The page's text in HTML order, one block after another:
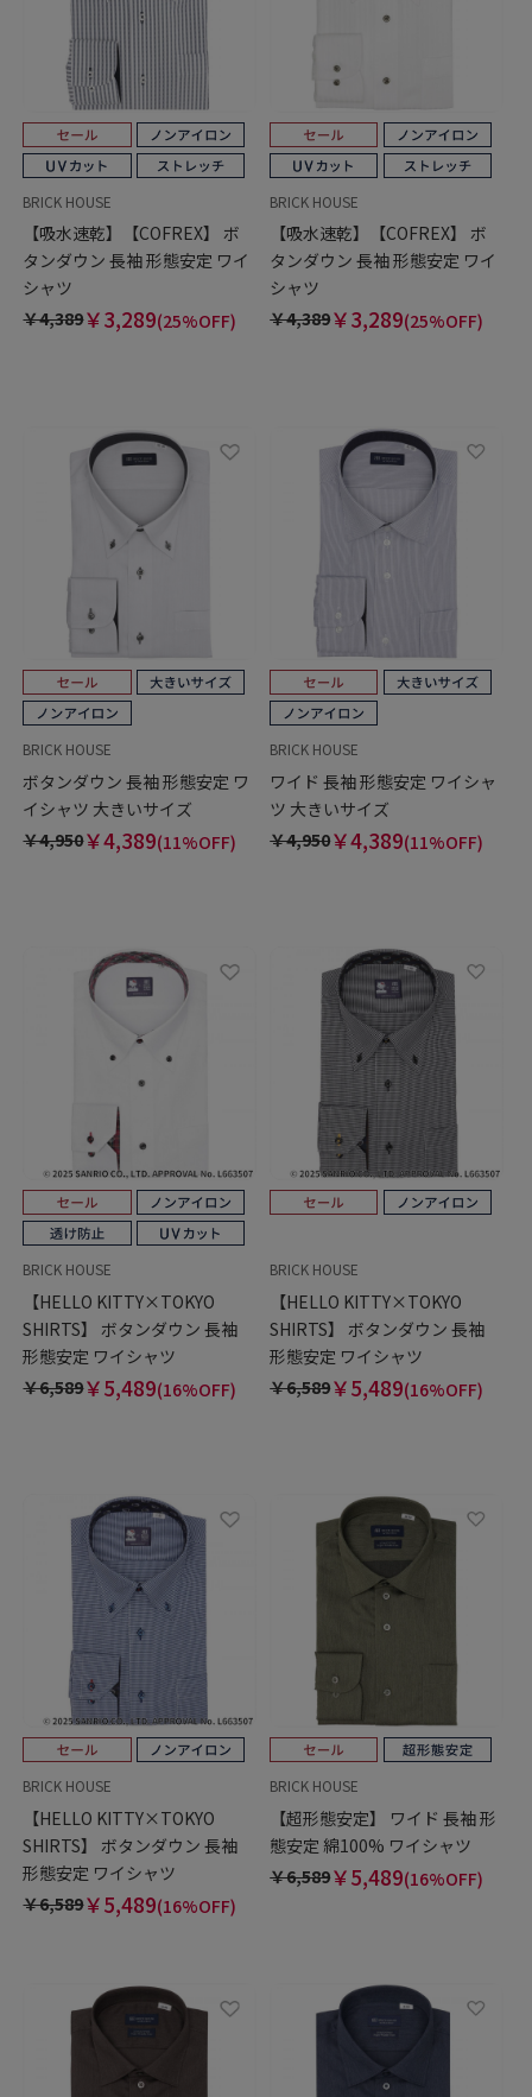
BRICK HOUSE
【吸水速乾】【COFREX】 ボ
タンダウン 長袖 形態安定 ワイ
シャツ
￥4,389￥3,289(25%OFF)
BRICK HOUSE
【吸水速乾】【COFREX】 ボ
タンダウン 長袖 形態安定 ワイ
シャツ
￥4,389￥3,289(25%OFF)
BRICK HOUSE
ボタンダウン 長袖 形態安定 ワ
イシャツ 大きいサイズ
￥4,950￥4,389(11%OFF)
BRICK HOUSE
ワイド 長袖 形態安定 ワイシャ
ツ 大きいサイズ
￥4,950￥4,389(11%OFF)
BRICK HOUSE
【HELLO KITTY×TOKYO
SHIRTS】 ボタンダウン 長袖
形態安定 ワイシャツ
￥6,589￥5,489(16%OFF)
BRICK HOUSE
【HELLO KITTY×TOKYO
SHIRTS】 ボタンダウン 長袖
形態安定 ワイシャツ
￥6,589￥5,489(16%OFF)
BRICK HOUSE
【HELLO KITTY×TOKYO
SHIRTS】 ボタンダウン 長袖
形態安定 ワイシャツ
￥6,589￥5,489(16%OFF)
BRICK HOUSE
【超形態安定】 ワイド 長袖 形
態安定 綿100% ワイシャツ
￥6,589￥5,489(16%OFF)